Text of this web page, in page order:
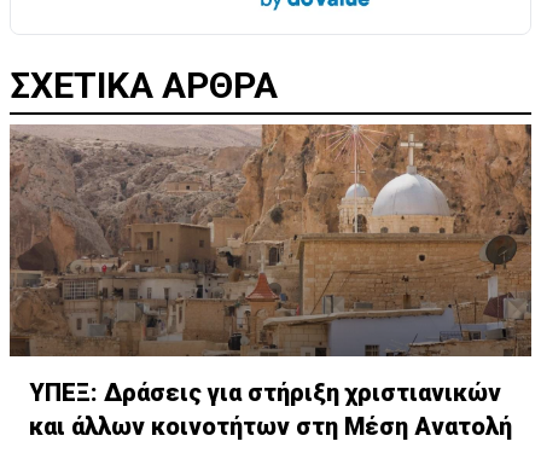
ΣΧΕΤΙΚΑ ΑΡΘΡΑ
ΥΠΕΞ: Δράσεις για στήριξη χριστιανικών
και άλλων κοινοτήτων στη Μέση Ανατολή